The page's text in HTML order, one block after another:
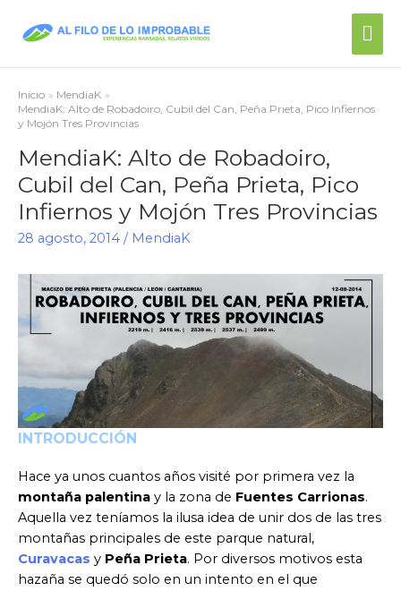
Inicio
MendiaK
MendiaK: Alto de Robadoiro, Cubil del Can, Peña Prieta, Pico Infiernos
y Mojón Tres Provincias
MendiaK: Alto de Robadoiro,
Cubil del Can, Peña Prieta, Pico
Infiernos y Mojón Tres Provincias
28 agosto, 2014 / MendiaK
INTRODUCCIÓN
Hace ya unos cuantos años visité por primera vez la
montaña palentina y la zona de Fuentes Carrionas.
Aquella vez teníamos la ilusa idea de unir dos de las tres
montañas principales de este parque natural,
Curavacas y Peña Prieta. Por diversos motivos esta
hazaña se quedó solo en un intento en el que